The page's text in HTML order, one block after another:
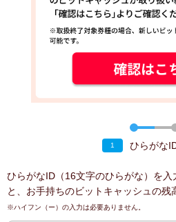
1 ひらがな
ひらがなID（16文字のひらがな）を
と、お手持ちのビットキャッシュの残
※ハイフン（ー）の入力は必要ありません。